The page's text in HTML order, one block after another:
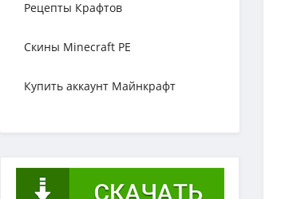
Рецепты Крафтов
Скины Minecraft PE
Купить аккаунт Майнкрафт